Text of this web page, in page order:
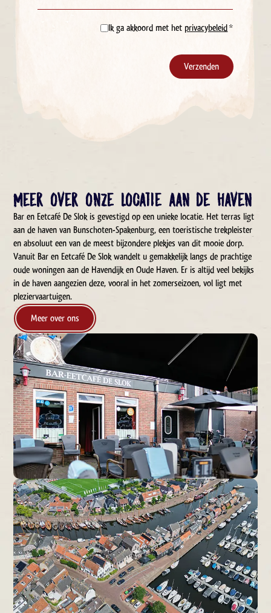
Ik ga akkoord met hetprivacybeleid*
Meer over onze locatie aan de haven
Bar en Eetcafé De Slok is gevestigd op een unieke locatie. Het terras ligt
aan de haven van Bunschoten-Spakenburg, een toeristische trekpleister
en absoluut een van de meest bijzondere plekjes van dit mooie dorp.
Vanuit Bar en Eetcafé De Slok wandelt u gemakkelijk langs de prachtige
oude woningen aan de Havendijk en Oude Haven. Er is altijd veel bekijks
in de haven aangezien deze, vooral in het zomerseizoen, vol ligt met
pleziervaartuigen.
Meer over ons